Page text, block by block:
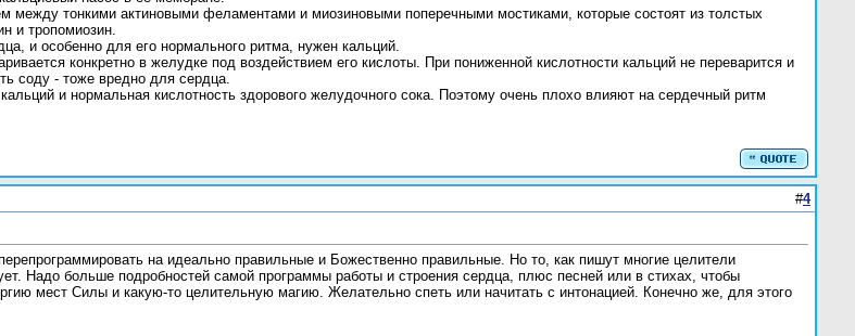
между тонкими актиновыми феламентами и миозиновыми поперечными мостиками, которые состоят из толстых
и тропомиозин.
и особенно для его нормального ритма, нужен кальций.
конкретно в желудке под воздействием его кислоты. При пониженной кислотности кальций не переварится и
соду - тоже вредно для сердца.
и нормальная кислотность здорового желудочного сока. Поэтому очень плохо влияют на сердечный ритм
#4
на идеально правильные и Божественно правильные. Но то, как пишут многие целители
Надо больше подробностей самой программы работы и строения сердца, плюс песней или в стихах, чтобы
мест Силы и какую-то целительную магию. Желательно спеть или начитать с интонацией. Конечно же, для этого